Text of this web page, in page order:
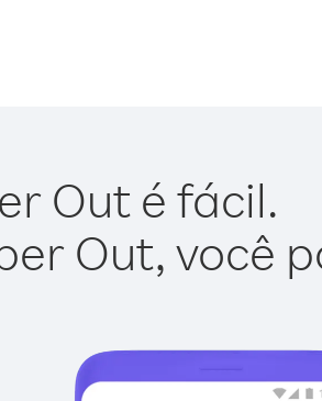
Out é fácil.
Out, você